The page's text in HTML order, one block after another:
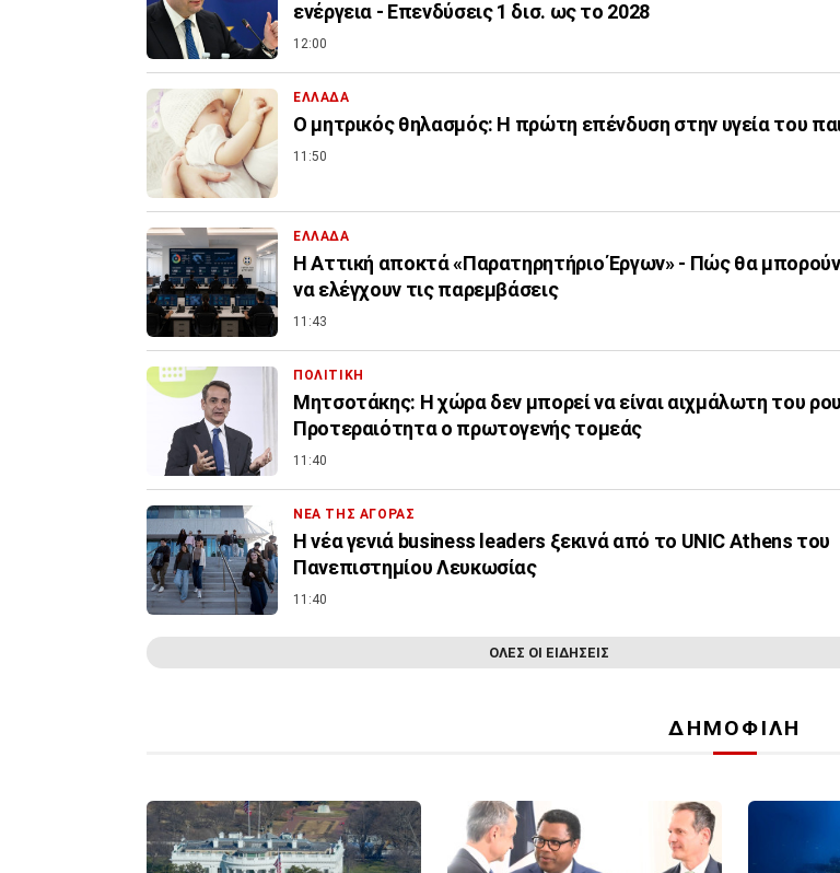
ενέργεια - Επενδύσεις 1 δισ. ως το 2028
12:00
ΕΛΛΑΔΑ
Ο μητρικός θηλασμός: Η πρώτη επένδυση στην υγεία του
11:50
ΕΛΛΑΔΑ
Η Αττική αποκτά «Παρατηρητήριο Έργων» - Πώς θα μπορούν
να ελέγχουν τις παρεμβάσεις
11:43
ΠΟΛΙΤΙΚΗ
Μητσοτάκης: Η χώρα δεν μπορεί να είναι αιχμάλωτη του
Προτεραιότητα ο πρωτογενής τομεάς
11:40
ΝΕΑ ΤΗΣ ΑΓΟΡΑΣ
Η νέα γενιά business leaders ξεκινά από το UNIC Athens του
Πανεπιστημίου Λευκωσίας
11:40
ΟΛΕΣ ΟΙ ΕΙΔΗΣΕΙΣ
ΔΗΜΟΦΙΛΗ